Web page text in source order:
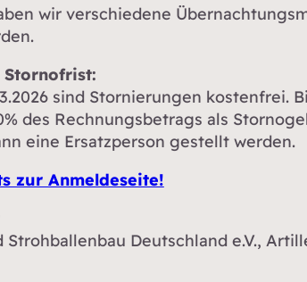
wir verschiedene
sind Stornierungen kostenfrei.
des Rechnungsbetrags als
eine Ersatzperson gestellt werden.
zur Anmeldeseite!
Strohballenbau Deutschland e.V.,